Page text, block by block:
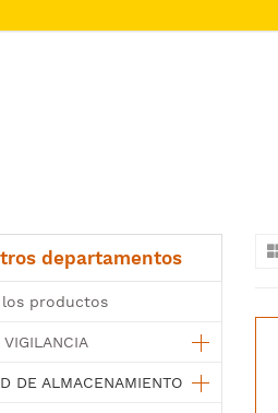
departamentos
los productos
VIGILANCIA
DE ALMACENAMIENTO